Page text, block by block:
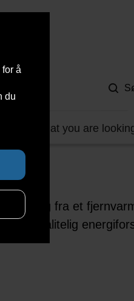
å
du
Find what you are
kjøling fra et
og pålitelig